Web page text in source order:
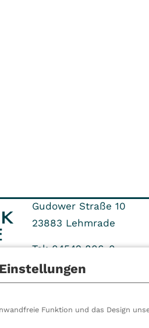
Gudower Straße 10
23883 Lehmrade
Tel: 04542 806-0
Fax: 04542 806-9444
Funktion und das Design